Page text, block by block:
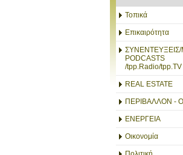
Τοπικά
Επικαιρότητα
ΣΥΝΕΝΤΕΥΞΕΙΣ/
PODCASTS
/tpp.Radio/tpp.TV
REAL ESTATE
ΠΕΡΙΒΑΛΛΟΝ -
ΕΝΕΡΓΕΙΑ
Οικονομία